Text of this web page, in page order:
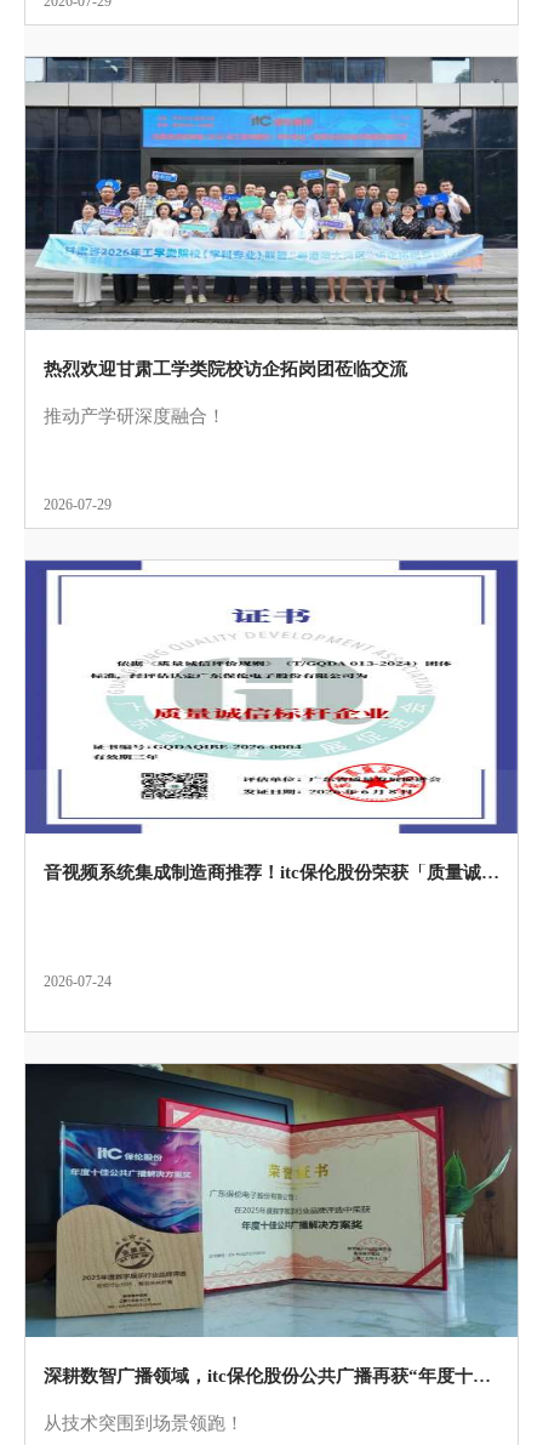
热烈欢迎甘肃工学类院校访企拓岗团莅临交流
推动产学研深度融合！
2026-07-29
音视频系统集成制造商推荐！itc保伦股份荣获「质量诚信标杆企业」
2026-07-24
深耕数智广播领域，itc保伦股份公共广播再获“年度十佳公共广播”！
从技术突围到场景领跑！